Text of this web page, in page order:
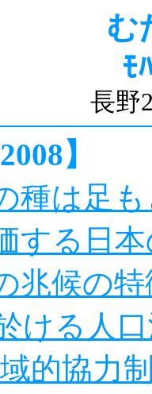
む
ﾓ
長野
】
種は足
する日
兆候の
ける人
域的協力